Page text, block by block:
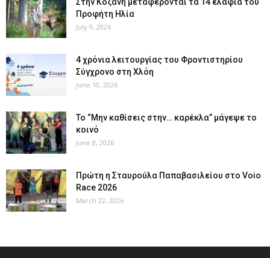
Προφήτη Ηλία
July 9, 2026
4 χρόνια λειτουργίας του Φροντιστηρίου
Σύγχρονο στη Χλόη
June 10, 2026
Το “Μην καθίσεις στην… καρέκλα” μάγεψε το
κοινό
June 8, 2026
Πρώτη η Σταυρούλα Παπαβασιλείου στο Voio
Race 2026
March 22, 2026